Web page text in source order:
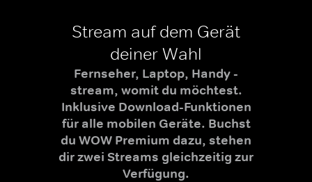
Stream auf dem Gerät
deiner Wahl
Fernseher, Laptop, Handy -
stream, womit du möchtest.
Inklusive Download-Funktionen
für alle mobilen Geräte. Buchst
du WOW Premium dazu, stehen
dir zwei Streams gleichzeitig zur
Verfügung.